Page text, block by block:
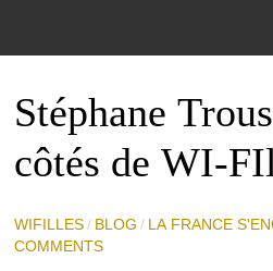
Stéphane
côtés de WI-
WIFILLES / BLOG / LA FRANCE
COMMENTS